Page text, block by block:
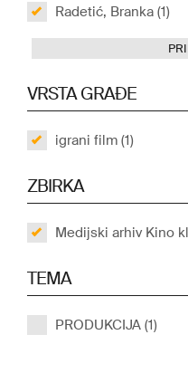
Radetić, Branka (1)
VRSTA GRAĐE
igrani film (1)
ZBIRKA
Medijski arhiv Kino
TEMA
PRODUKCIJA (1)